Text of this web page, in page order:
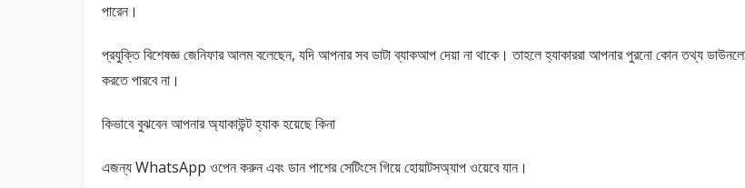
পারেন।
প্রযুক্তি বিশেষজ্ঞ জেনিফার আলম বলেছেন, যদি আপনার সব ডাটা ব্যাকআপ দেয়া না থাকে। তাহলে হ্যাকাররা আপনার পুরনো কোন তথ্য
করতে পারবে না।
কিভাবে বুঝবেন আপনার অ্যাকাউন্ট হ্যাক হয়েছে কিনা
এজন্য WhatsApp ওপেন করুন এবং ডান পাশের সেটিংসে গিয়ে হোয়াটসঅ্যাপ ওয়েবে যান।